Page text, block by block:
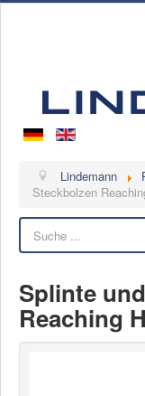
Benutzername
Lindemann
Videos
Kontakt
Lindemann
Steckbolzen
Splinte
Reaching